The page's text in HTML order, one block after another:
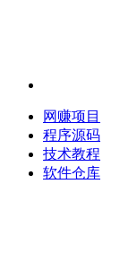
网赚项目
程序源码
技术教程
软件仓库